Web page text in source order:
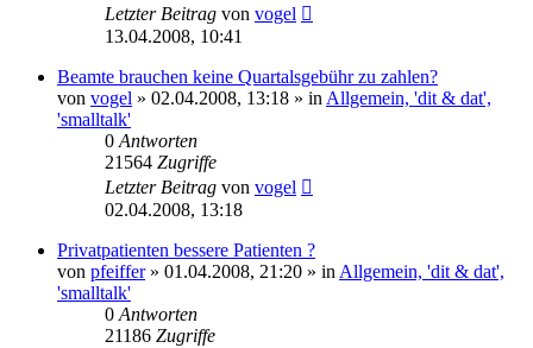
Letzter Beitrag von vogel
13.04.2008, 10:41
Beamte brauchen keine Quartalsgebühr zu zahlen?
von vogel » 02.04.2008, 13:18 » in Allgemein, 'dit & dat',
'smalltalk'
0 Antworten
21564 Zugriffe
Letzter Beitrag von vogel
02.04.2008, 13:18
Privatpatienten bessere Patienten ?
von pfeiffer» 01.04.2008, 21:20 » in Allgemein, 'dit & dat',
'smalltalk'
0 Antworten
21186 Zugriffe